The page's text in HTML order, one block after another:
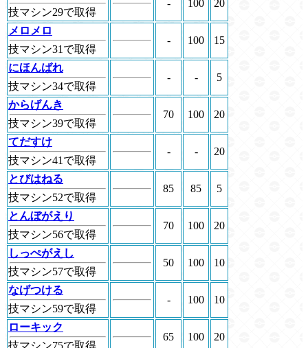
技マシン29で取得
- 100 20
メロメロ
技マシン31で取得
- 100 15
にほんばれ
技マシン34で取得
- - 5
からげんき
技マシン39で取得
70 100 20
てだすけ
技マシン41で取得
- - 20
とびはねる
技マシン52で取得
85 85 5
とんぼがえり
技マシン56で取得
70 100 20
しっぺがえし
技マシン57で取得
50 100 10
なげつける
技マシン59で取得
- 100 10
ローキック
技マシン75で取得
65 100 20